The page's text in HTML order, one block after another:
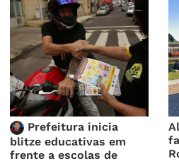
Prefeitura inicia
blitze educativas em
frente a escolas de